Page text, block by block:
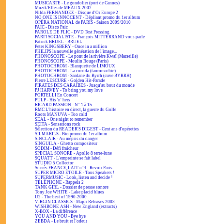
MUSICARTE - Le gondolier (port de Cannes)
Muzik'Elles de MEAUX 2007
Nilda FERNANDEZ - Disque d'Or Europe 2
NO ONE IS INNOCENT - Dépliant promo du 1er album
OPÉRA NATIONAL de PARIS - Saison 2009/2010
PAIC - Disco Paic
PAROLE DE FLIC - DVD Test Pressing
PARTI SOCIALISTE - François MITTERRAND vous parle
Patrick BRUEL - BRUEL
Peter KINGSBERY - Once in a million
PHILIPS la nouvelle génération de l'image...
PHONOSCOPE - Le pont de la rivière Kwaï (Marseille)
PHONOSCOPE - Moulin Rouge (Paris)
PHOTOCHROM - Blanquette de LIMOUX
PHOTOCHROM - La corrida (tauromachie)
PHOTOCHROM - Sardane du Byrrh (cuve BYRRH)
Pierre LESCURE - Golden Hit-Parade
PIRATES DES CARAÏBES - Jusqu'au bout du monde
PJ HARVEY - To bring you my love
PORTELLI En Concert
PULP - His 'n' hers
RICARD PASSION - N° 1 à 15
RMC L'histoire en direct, la guerre du Golfe
Roots MANUVA - Too cold
SEAL - One night to remember
SEITA - Sensations rock
Sélection du READER'S DIGEST - Cent ans d'opérettes
SILMARILS - Bio promo du 1er album
SINCLAIR - Au mépris du danger
SINGUILA - Ghetto compositeur
SODIM - Défi fraîcheur
SPECIAL SONORE - Apollo 8 terre-lune
SQUATT - L'empreinte se fait label
STUDIO 5 Collector
Succès FRANCE-LAIT n°4 - Revoir Paris
SUPER MICRO ÉTOILE - Tous Speakers !
SUPERMUSIC - Look, listen and decide ²
TÉLÉPHONE - Rappels 2
TANK GIRL - Dossier de presse sonore
Tony Joe WHITE - Lake placid blues
U2 - The best of 1990-2000
VIRGIN CLASSICS - Major Releases 2003
WISHBONE ASH - New England (extracts)
X-BOX - La différence
YOU AND YOU - Bye bye
ZEBDA - Le bruit et l'odeur